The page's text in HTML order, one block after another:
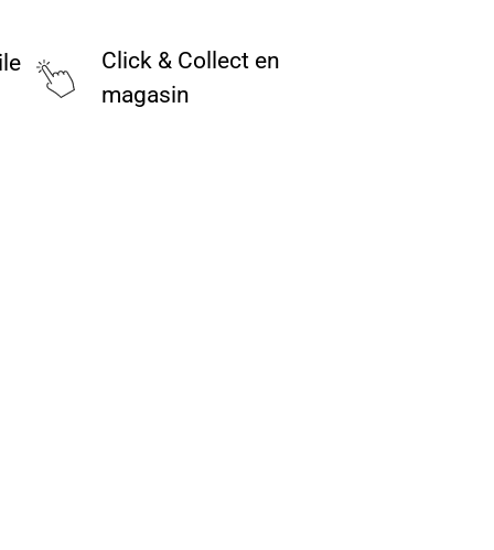
Click & Collect en
magasin